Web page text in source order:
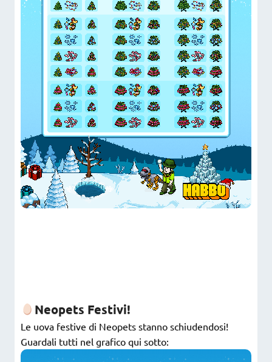
Neopets Festivi!
Le uova festive di Neopets stanno schiudendosi!
Guardali tutti nel grafico qui sotto: